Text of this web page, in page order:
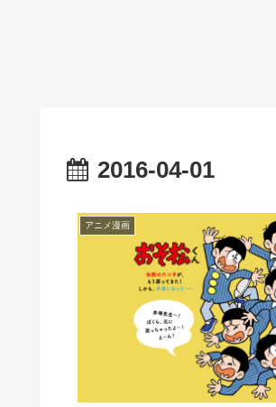
2016-04-01
アニメ漫画